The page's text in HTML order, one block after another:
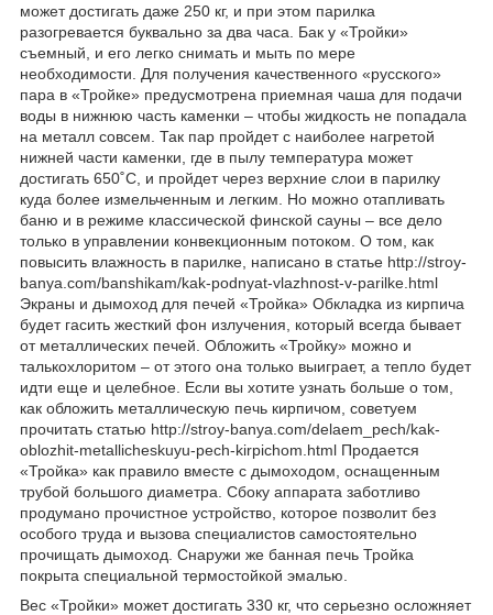
может достигать даже 250 кг, и при этом парилка
разогревается буквально за два часа. Бак у «Тройки»
съемный, и его легко снимать и мыть по мере
необходимости. Для получения качественного «русского»
пара в «Тройке» предусмотрена приемная чаша для подачи
воды в нижнюю часть каменки – чтобы жидкость не попадала
на металл совсем. Так пар пройдет с наиболее нагретой
нижней части каменки, где в пылу температура может
достигать 650˚С, и пройдет через верхние слои в парилку
куда более измельченным и легким. Но можно отапливать
баню и в режиме классической финской сауны – все дело
только в управлении конвекционным потоком. О том, как
повысить влажность в парилке, написано в статье http://stroy-
banya.com/banshikam/kak-podnyat-vlazhnost-v-parilke.html
Экраны и дымоход для печей «Тройка» Обкладка из кирпича
будет гасить жесткий фон излучения, который всегда бывает
от металлических печей. Обложить «Тройку» можно и
талькохлоритом – от этого она только выиграет, а тепло будет
идти еще и целебное. Если вы хотите узнать больше о том,
как обложить металлическую печь кирпичом, советуем
прочитать статью http://stroy-banya.com/delaem_pech/kak-
oblozhit-metallicheskuyu-pech-kirpichom.html Продается
«Тройка» как правило вместе с дымоходом, оснащенным
трубой большого диаметра. Сбоку аппарата заботливо
продумано прочистное устройство, которое позволит без
особого труда и вызова специалистов самостоятельно
прочищать дымоход. Снаружи же банная печь Тройка
покрыта специальной термостойкой эмалью.
Вес «Тройки» может достигать 330 кг, что серьезно осложняет